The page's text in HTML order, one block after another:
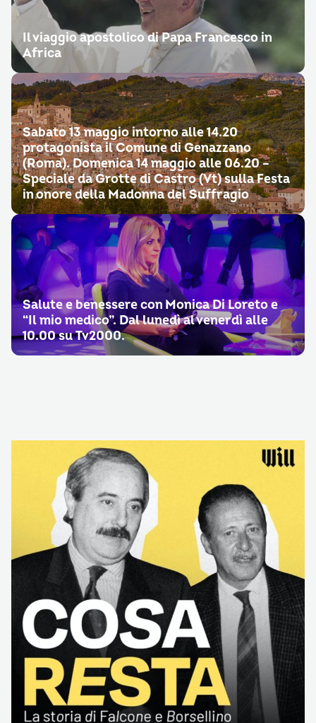
Il viaggio apostolico di Papa Francesco in
Africa
Sabato 13 maggio intorno alle 14.20
protagonista il Comune di Genazzano
(Roma). Domenica 14 maggio alle 06.20 –
Speciale da Grotte di Castro (Vt) sulla Festa
in onore della Madonna del Suffragio
Salute e benessere con Monica Di Loreto e
“Il mio medico”. Dal lunedì al venerdì alle
10.00 su Tv2000.